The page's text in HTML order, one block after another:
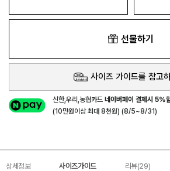
선물하기
사이즈 가이드를 참고
신한,우리,농협카드네이버페이 결제시 5%
(10만원이상 최대 8천원) (8/5~8/31)
상세정보 사이즈가이드 리뷰(29)